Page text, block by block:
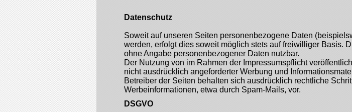
Datenschutz
Soweit auf unseren Seiten personenbezogene Daten
werden, erfolgt dies soweit möglich stets auf freiwilliger Basis.
ohne Angabe personenbezogener Daten nutzbar.
Der Nutzung von im Rahmen der Impressumspflicht
nicht ausdrücklich angeforderter Werbung und
Betreiber der Seiten behalten sich ausdrücklich rechtliche
Werbeinformationen, etwa durch Spam-Mails, vor.
DSGVO